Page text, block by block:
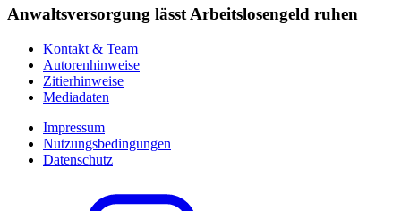
Anwaltsversorgung lässt Arbeitslosengeld ruhen
Kontakt & Team
Autorenhinweise
Zitierhinweise
Mediadaten
Impressum
Nutzungsbedingungen
Datenschutz